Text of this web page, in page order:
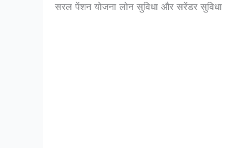
सरल पेंशन योजना लोन सुविधा और सरेंडर सुविधा